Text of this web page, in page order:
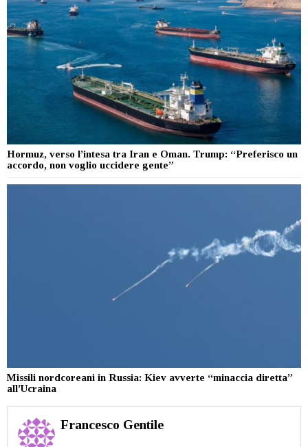
Hormuz, verso l’intesa tra Iran e Oman. Trump: “Preferisco un
accordo, non voglio uccidere gente”
Missili nordcoreani in Russia: Kiev avverte “minaccia diretta”
all’Ucraina
Francesco Gentile